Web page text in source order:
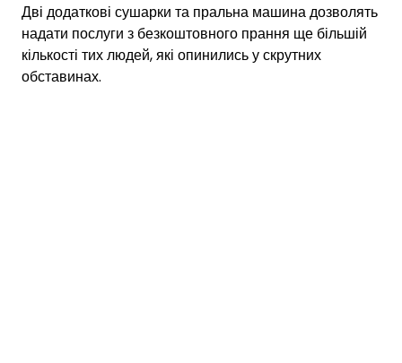
Дві додаткові сушарки та пральна машина дозволять
надати послуги з безкоштовного прання ще більшій
кількості тих людей, які опинились у скрутних
обставинах.